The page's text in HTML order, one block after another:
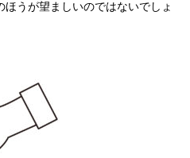
うが望ましいのではないでしょ